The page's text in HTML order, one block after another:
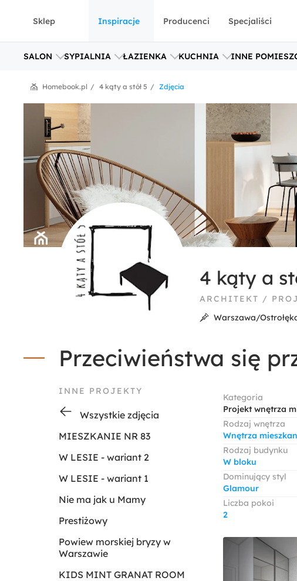
Sklep Inspiracje
SALON SYPIALNIA ŁAZIENKA KUCHNIA INNE
Producenci Specjaliści
Zdjęcia
4 kąty a stół 5
Homebook.pl
4 kąty a
ARCHITEKT /
Warszawa/
Przeciwieństwa się
Kategoria
Projekt wnętrza
Rodzaj wnętrza
Wnętrza
Rodzaj budynku
W bloku
Dominujący styl
Glamour
Liczba pokoi
2
INNE PROJEKTY
Wszystkie zdjęcia
MIESZKANIE NR 83
W LESIE - wariant 2
W LESIE - wariant 1
Nie ma jak u Mamy
Prestiżowy
Powiew morskiej bryzy w
Warszawie
KIDS MINT GRANAT ROOM